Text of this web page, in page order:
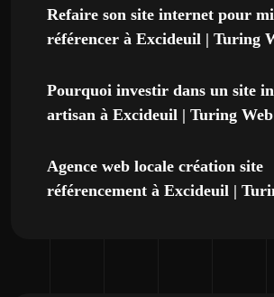
Refaire son site internet pour
référencer à Excideuil | Turing
Pourquoi investir dans un site
artisan à Excideuil | Turing Web
Agence web locale création site
référencement à Excideuil |